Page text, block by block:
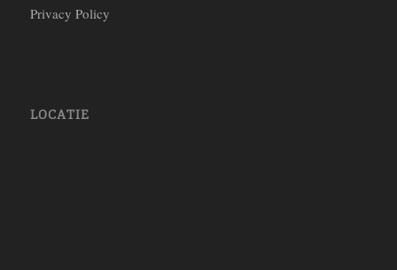
Privacy Policy
LOCATIE